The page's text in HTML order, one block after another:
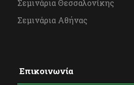
Σεμινάρια Θεσσαλονίκης
Σεμινάρια Αθήνας
Επικοινωνία